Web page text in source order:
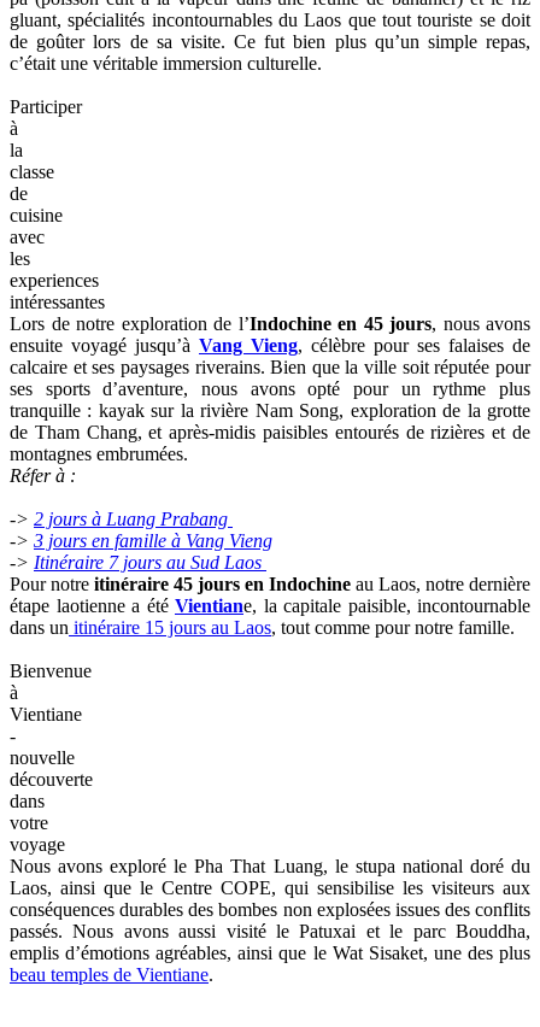
gluant, spécialités incontournables du Laos que tout touriste se doit
de goûter lors de sa visite. Ce fut bien plus qu’un simple repas,
c’était une véritable immersion culturelle.
Participer
à
la
classe
de
cuisine
avec
les
experiences
intéressantes
Lors de notre exploration de l’Indochine en 45 jours, nous avons
ensuite voyagé jusqu’à Vang Vieng, célèbre pour ses falaises de
calcaire et ses paysages riverains. Bien que la ville soit réputée pour
ses sports d’aventure, nous avons opté pour un rythme plus
tranquille : kayak sur la rivière Nam Song, exploration de la grotte
de Tham Chang, et après-midis paisibles entourés de rizières et de
montagnes embrumées.
Réfer à :
-> 2 jours à Luang Prabang
-> 3 jours en famille à Vang Vieng
-> Itinéraire 7 jours au Sud Laos
Pour notre itinéraire 45 jours en Indochine au Laos, notre dernière
étape laotienne a été Vientiane, la capitale paisible, incontournable
dans un itinéraire 15 jours au Laos, tout comme pour notre famille.
Bienvenue
à
Vientiane
-
nouvelle
découverte
dans
votre
voyage
Nous avons exploré le Pha That Luang, le stupa national doré du
Laos, ainsi que le Centre COPE, qui sensibilise les visiteurs aux
conséquences durables des bombes non explosées issues des conflits
passés. Nous avons aussi visité le Patuxai et le parc Bouddha,
emplis d’émotions agréables, ainsi que le Wat Sisaket, une des plus
beau temples de Vientiane.